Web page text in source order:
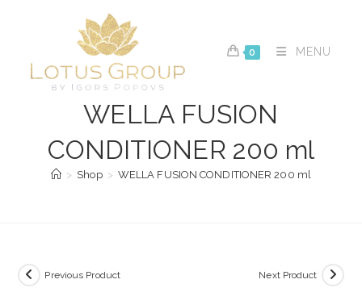
0 MENU
WELLA FUSION
CONDITIONER 200 ml
> Shop > WELLA FUSION CONDITIONER 200 ml
Previous Product Next Product